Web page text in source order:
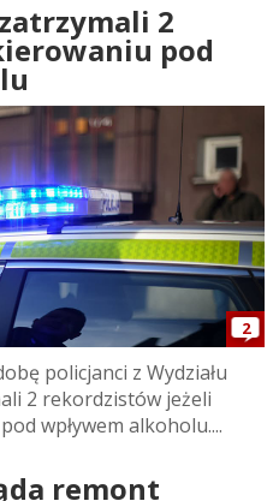
2
pod
2
policjanci z Wydziału
2 rekordzistów jeżeli
wpływem alkoholu....
remont